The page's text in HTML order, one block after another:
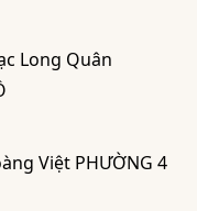
Long Quân
Việt PHƯỜNG 4